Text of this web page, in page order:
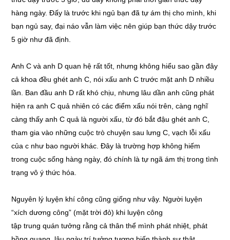
hàng ngày. Đấy là trước khi ngủ bạn đã tự ám thị cho mình, khi
bạn ngủ say, đại náo vẫn làm việc nên giúp bạn thức dậy trước
5 giờ như đã định.
Anh C và anh D quan hệ rất tốt, nhưng không hiểu sao gần đây
cả khoa đều ghét anh C, nói xấu anh C trước mặt anh D nhiều
lần. Ban đầu anh D rất khó chịu, nhưng lâu dần anh cũng phát
hiện ra anh C quả nhiên có các điểm xấu nói trên, càng nghĩ
càng thấy anh C quả là người xấu, từ đó bắt đậu ghét anh C,
tham gia vào những cuộc trò chuyện sau lưng C, vạch lỗi xấu
của c như bao người khác. Đây là trường hợp không hiếm
trong cuộc sống hàng ngày, đó chính là tự ngã ám thị trong tình
trạng vô ý thức hóa.
Nguyên lý luyện khí công cũng giống như vậy. Người luyện
“xích dương công” (mặt trời đỏ) khi luyện công
tập trung quán tưởng rằng cả thân thể mình phát nhiệt, phát